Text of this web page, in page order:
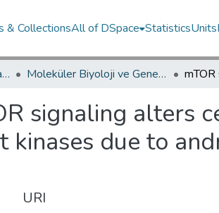
& CollectionsAll of DSpace StatisticsUnits
Fen Edebiyat Fakültesi / Faculty of Letters and Sciences Moleküler Biyoloji ve Genetik Bölümü / Department of Molecular Biology and Genetics
signaling alters
kinases due to
URI